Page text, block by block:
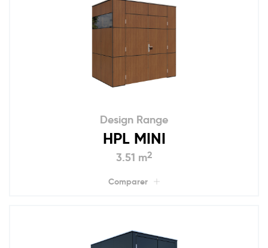
Design Range
HPL MINI
3.51 m2
Comparer